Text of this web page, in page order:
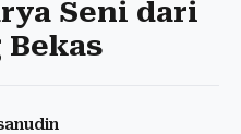
Seni dari
Bekas